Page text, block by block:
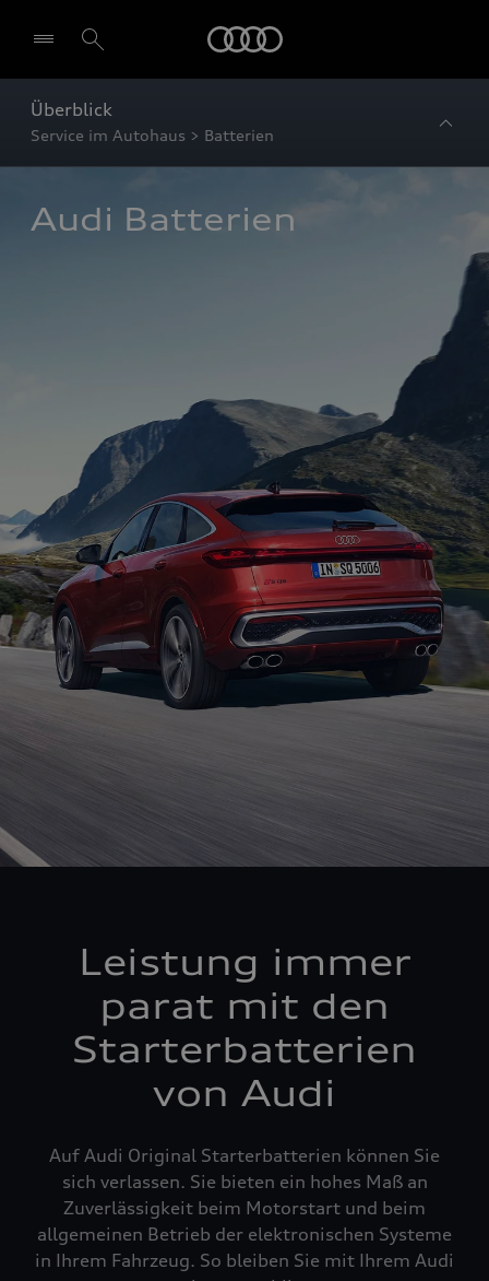
Überblick
Service im Autohaus > Batterien
Audi Batterien
Leistung immer
parat mit den
Starterbatterien
von Audi
Auf Audi Original Starterbatterien können Sie
sich verlassen. Sie bieten ein hohes Maß an
Zuverlässigkeit beim Motorstart und beim
allgemeinen Betrieb der elektronischen Systeme
in Ihrem Fahrzeug. So bleiben Sie mit Ihrem Audi